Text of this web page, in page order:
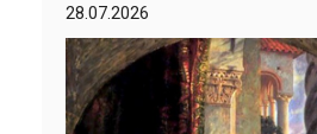
28.07.2026